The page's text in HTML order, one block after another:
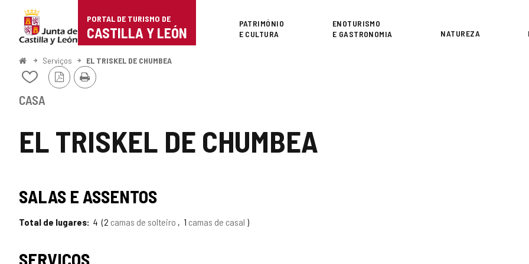
Portal
de
Turismo
Castilla
León
PORTAL DE TURISMO DE
CASTILLA Y LEÓN
Superior
PATRIMÓNIO
E CULTURA
ENOTURISMO
E GASTRONOMIA
NATUREZA
ComeçoServiços EL TRISKEL DE CHUMBEA
EL TRISKEL DE CHUMBEA
Adicionar
remover
cadernos
Versão
PDF
Imprimir
CASA
SALAS E ASSENTOS
Total de lugares 4 2 camas de solteiro 1 camas de casal
SERVIÇOS